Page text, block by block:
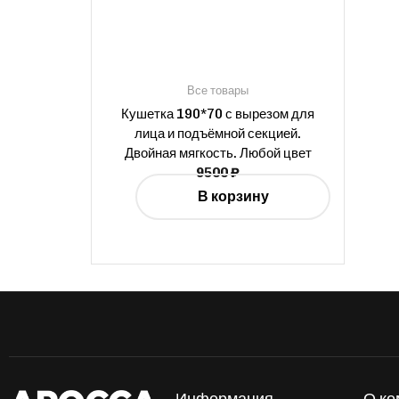
Все товары
Кушетка 190*70 с вырезом для
лица и подъёмной секцией.
Двойная мягкость. Любой цвет
9500₽
В корзину